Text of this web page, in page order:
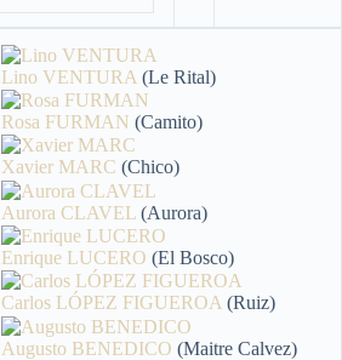
Lino VENTURA (Le Rital)
Rosa FURMAN (Camito)
Xavier MARC (Chico)
Aurora CLAVEL (Aurora)
Enrique LUCERO (El Bosco)
Carlos LÓPEZ FIGUEROA (Ruiz)
Augusto BENEDICO (Maitre Calvez)